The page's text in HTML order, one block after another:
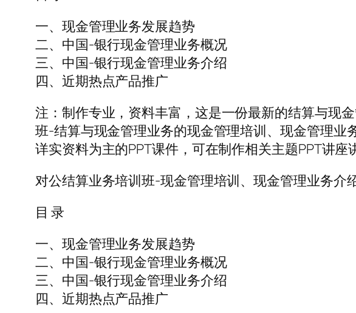
一、现金管理业务发展趋势
二、中国-银行现金管理业务概况
三、中国-银行现金管理业务介绍
四、近期热点产品推广
注：制作专业，资料丰富，这是一份最新的结算与现
班-结算与现金管理业务的现金管理培训、现金管理业
详实资料为主的PPT课件，可在制作相关主题PPT讲座
对公结算业务培训班-现金管理培训、现金管理业务介
目 录
一、现金管理业务发展趋势
二、中国-银行现金管理业务概况
三、中国-银行现金管理业务介绍
四、近期热点产品推广